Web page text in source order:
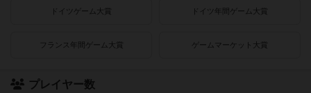
ドイツゲーム大賞 ドイツ年間ゲーム大賞
フランス年間ゲーム大賞 ゲームマーケット大賞
プレイヤー数